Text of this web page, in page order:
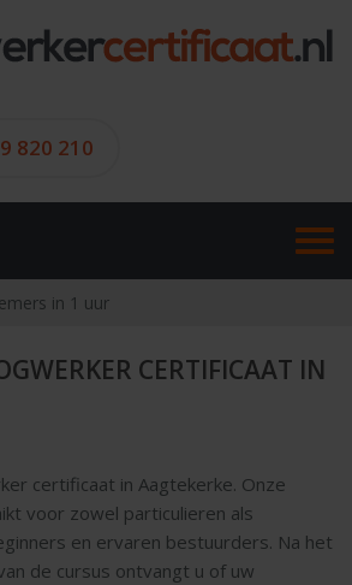
820 210
in 1 uur
CERTIFICAAT IN
certificaat in Aagtekerke. Onze
voor zowel particulieren als
en ervaren bestuurders. Na het
de cursus ontvangt u of uw